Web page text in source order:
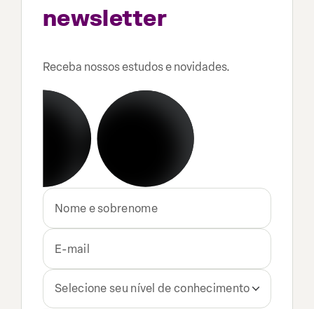
newsletterdo ETFs
Receba nossos estudos e novidades.
Selecione seu nível de conhecimento